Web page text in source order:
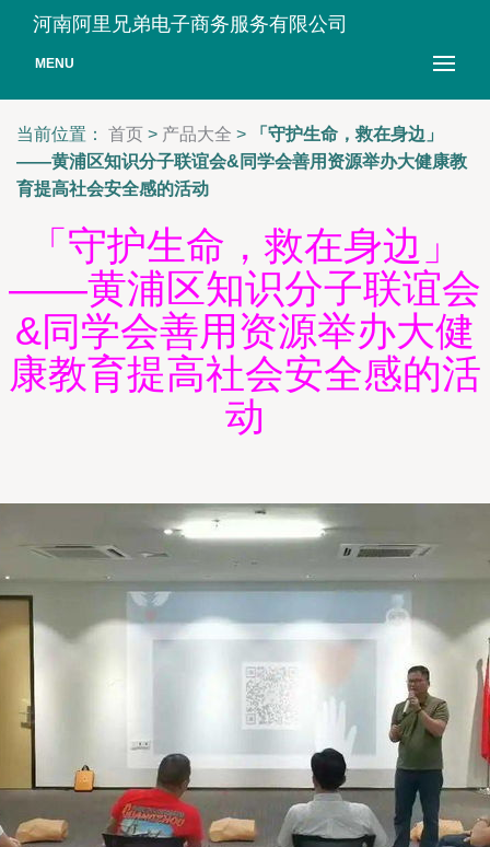
河南阿里兄弟电子商务服务有限公司
MENU
当前位置： 首页 > 产品大全 >
「守护生命，救在身边」
——黄浦区知识分子联谊会&同学会善用资源举办大健康教
育提高社会安全感的活动
「守护生命，救在身边」
——黄浦区知识分子联谊会
&同学会善用资源举办大健
康教育提高社会安全感的活
动